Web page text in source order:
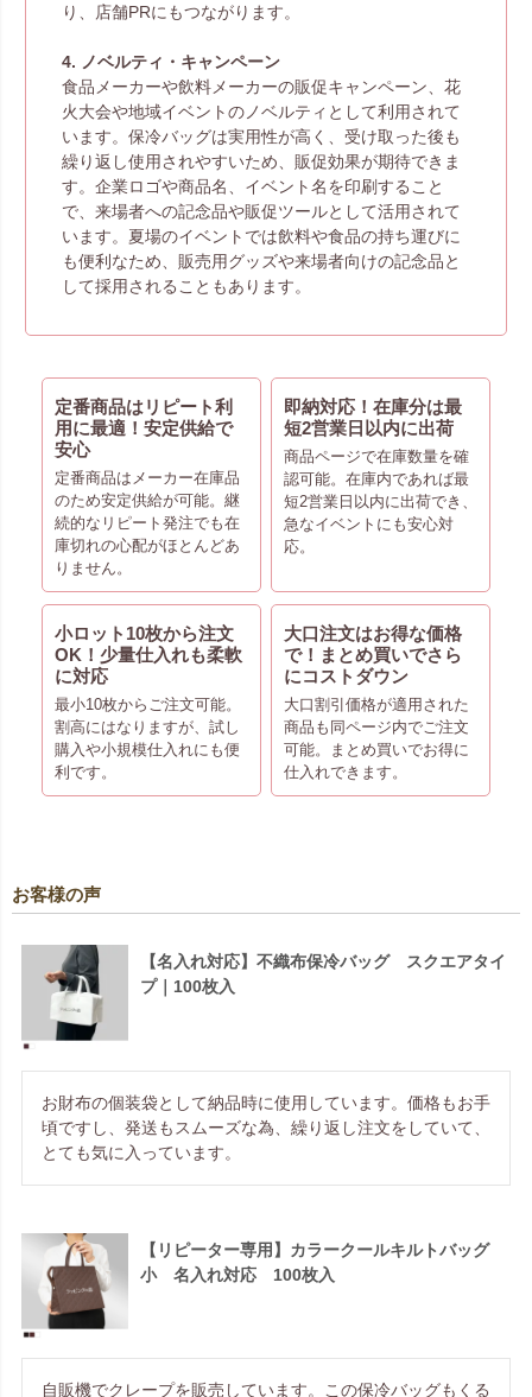
り、店舗PRにもつながります。
4. ノベルティ・キャンペーン
食品メーカーや飲料メーカーの販促キャンペーン、花
火大会や地域イベントのノベルティとして利用されて
います。保冷バッグは実用性が高く、受け取った後も
繰り返し使用されやすいため、販促効果が期待できま
す。企業ロゴや商品名、イベント名を印刷すること
で、来場者への記念品や販促ツールとして活用されて
います。夏場のイベントでは飲料や食品の持ち運びに
も便利なため、販売用グッズや来場者向けの記念品と
して採用されることもあります。
定番商品はリピート利
用に最適！安定供給で
安心
定番商品はメーカー在庫品
のため安定供給が可能。継
続的なリピート発注でも在
庫切れの心配がほとんどあ
りません。
即納対応！在庫分は最
短2営業日以内に出荷
商品ページで在庫数量を確
認可能。在庫内であれば最
短2営業日以内に出荷でき、
急なイベントにも安心対
応。
小ロット10枚から注文
OK！少量仕入れも柔軟
に対応
最小10枚からご注文可能。
割高にはなりますが、試し
購入や小規模仕入れにも便
利です。
大口注文はお得な価格
で！まとめ買いでさら
にコストダウン
大口割引価格が適用された
商品も同ページ内でご注文
可能。まとめ買いでお得に
仕入れできます。
お客様の声
【名入れ対応】不織布保冷バッグ スクエアタイ
プ｜100枚入
お財布の個装袋として納品時に使用しています。価格もお手
頃ですし、発送もスムーズな為、繰り返し注文をしていて、
とても気に入っています。
【リピーター専用】カラークールキルトバッグ
小 名入れ対応 100枚入
自販機でクレープを販売しています。この保冷バッグもくる